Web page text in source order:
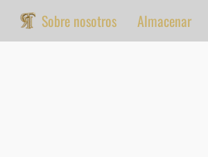
Sobre nosotros Almacenar